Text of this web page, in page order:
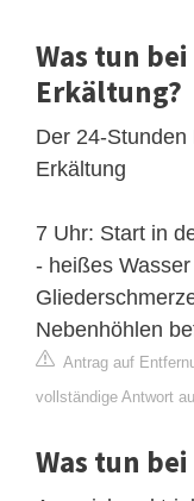
Was tun
Erkältung?
Der 24-
Erkältung
7 Uhr: Start in
- heißes
Nebenhöhlen
Antrag auf
vollständige Antwort
Was tun